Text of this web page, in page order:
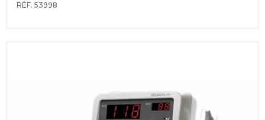
RÉF. 53998